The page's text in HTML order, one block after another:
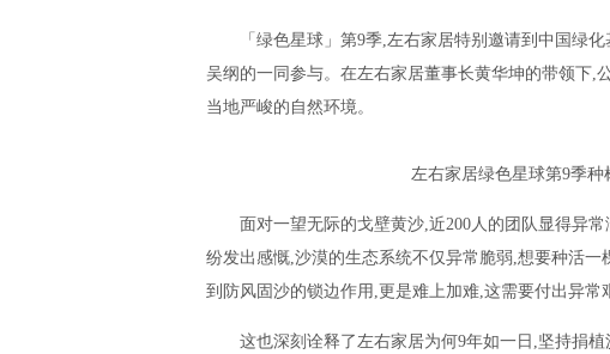
「绿色星球」第9季,左右家居特别邀请到中国绿
吴纲的一同参与。在左右家居董事长黄华坤的带领下,
当地严峻的自然环境。
左右家居绿色星球第9季
面对一望无际的戈壁黄沙,近200人的团队显得异
纷发出感慨,沙漠的生态系统不仅异常脆弱,想要种活
到防风固沙的锁边作用,更是难上加难,这需要付出异常
这也深刻诠释了左右家居为何9年如一日,坚持捐